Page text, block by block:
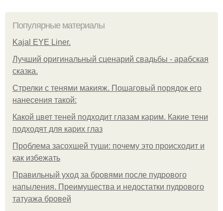
Популярные материалы
Kajal EYE Liner.
Лучший оригинальный сценарий свадьбы - арабская
сказка.
Стрелки с тенями макияж. Пошаговый порядок его
нанесения такой:
Какой цвет теней подходит глазам карим. Какие тени
подходят для карих глаз
Проблема засохшей туши: почему это происходит и
как избежать
Правильный уход за бровями после пудрового
напыления. Преимущества и недостатки пудрового
татуажа бровей